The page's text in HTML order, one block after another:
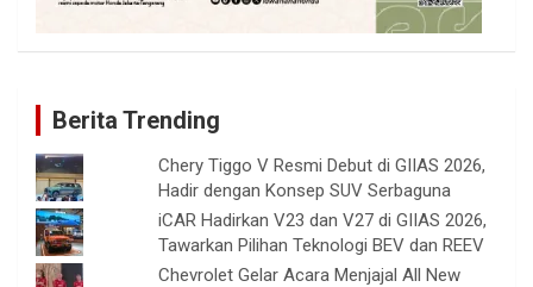
Berita Trending
Chery Tiggo V Resmi Debut di GIIAS 2026,
Hadir dengan Konsep SUV Serbaguna
iCAR Hadirkan V23 dan V27 di GIIAS 2026,
Tawarkan Pilihan Teknologi BEV dan REEV
Chevrolet Gelar Acara Menjajal All New